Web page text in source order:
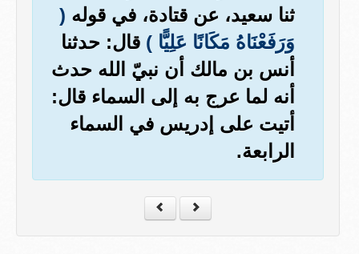
ثنا سعيد، عن قتادة، في قوله (
وَرَفَعْنَاهُ مَكَانًا عَلِيًّا ) قال: حدثنا
أنس بن مالك أن نبيّ الله حدث
أنه لما عرج به إلى السماء قال:
أتيت على إدريس في السماء
الرابعة.